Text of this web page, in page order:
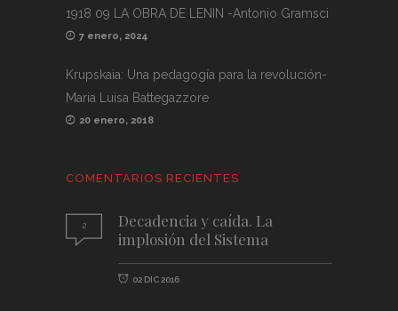
1918 09 LA OBRA DE LENIN -Antonio Gramsci
7 enero, 2024
Krupskaia: Una pedagogía para la revolución-
Maria Luisa Battegazzore
20 enero, 2018
COMENTARIOS RECIENTES
2
Decadencia y caída. La
implosión del Sistema
02 DIC 2016